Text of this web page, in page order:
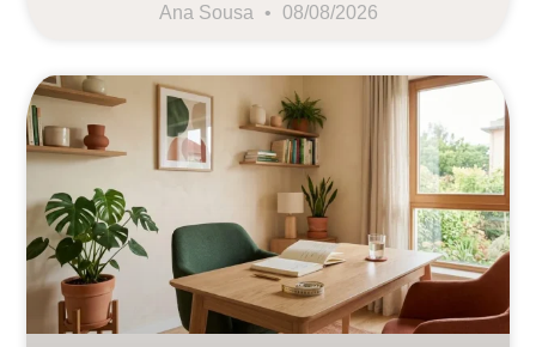
Ana Sousa 08/08/2026